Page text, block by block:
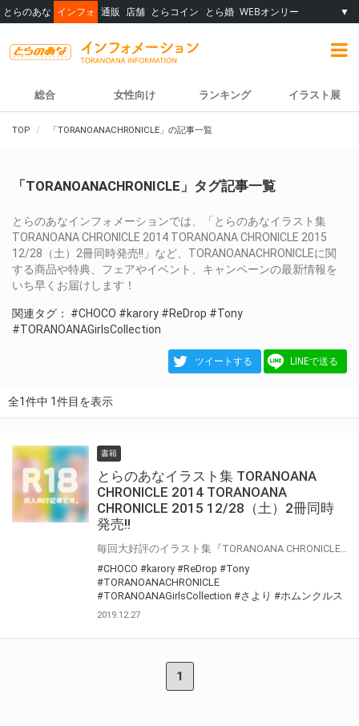
とらのあな インフォ 通販 店舗 とらコイン とら婚 WEBオンリー ▼
総合 女性向け ランキング イラスト展
TOP 「TORANOANACHRONICLE」の記事一覧
「TORANOANACHRONICLE」タグ記事一覧
とらのあなインフォメーションでは、「とらのあなイラスト集
TORANOANA CHRONICLE 2014 TORANOANA CHRONICLE 2015
12/28（土）2冊同時発売!!」など、TORANOANACHRONICLEに関
する商品や特典、フェアやイベント、キャンペーンの最新情報を
いち早くお届けします！
関連タグ： #CHOCO #karory #ReDrop #Tony
#TORANOANAGirlsCollection
ツイートする LINEで送る
全1件中 1件目を表示
書籍
とらのあなイラスト集 TORANOANA
CHRONICLE 2014 TORANOANA
CHRONICLE 2015 12/28（土）2冊同時
発売!!
#CHOCO #karory #ReDrop #Tony
#TORANOANACHRONICLE
#TORANOANAGirlsCollection #さより #ホムンクルス
2019.12.27
1